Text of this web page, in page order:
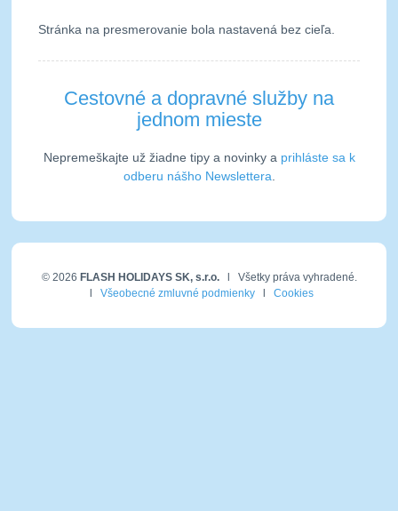
Referencie
Kontakt
Stránka na presmerovanie bola nastavená bez cieľa.
Cestovné a dopravné služby na
jednom mieste
Nepremeškajte už žiadne tipy a novinky a prihláste sa k
odberu nášho Newslettera
© 2026 FLASH HOLIDAYS SK, s.r.o.l Všetky práva vyhradené.
l Všeobecné zmluvné podmienky l Cookies